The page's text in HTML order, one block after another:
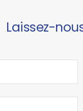
Laissez-